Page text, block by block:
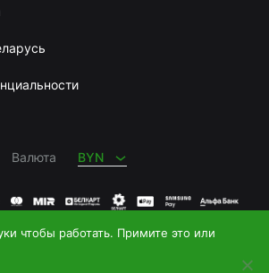
ракетку
Валюта BYN
BYN
чтобы работать. Примите это или